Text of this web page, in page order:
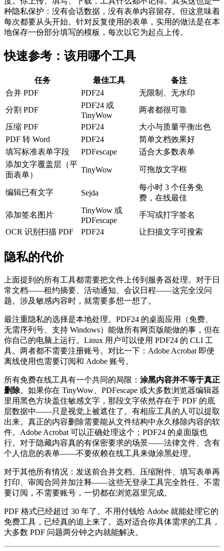
种隐私保护：没有会话数据，没有表单内容留存。但这意味着
每次都要从头开始。针对反复使用的表单，实用的做法是在本
地保存一份部分填写的模板，每次以它为起点上传。
快速参考：该用哪个工具
任务 最佳工具
备注
合并 PDF
PDF24
无限制、无水印
分割 PDF
PDF24 或
TinyWow
两者都很可靠
压缩 PDF
PDF24
大小与质量平衡出色
PDF 转 Word
PDF24
简单文档效果好
填写标准表单字段
PDFescape
适合大多数表单
添加文字覆盖层（平
面表单）
TinyWow 可拖放文字框
编辑已有文字 Sejda
每小时 3 个任务免
费，在线最佳
添加签名图片
TinyWow 或
PDFescape
手写或打字签名
OCR 识别扫描 PDF
PDF24 让扫描文字可搜索
隐私的代价
上面提到的所有工具都需要把文件上传到服务器处理。对于日
常文档——租约摘要、活动通知、会议日程——这完全没问
题。涉及敏感内容时，就需要多想一想了。
最注重隐私的选择是本地处理。PDF24 的桌面应用（免费、
无需序列号、支持 Windows）能做所有网页版能做的事，但在
你自己的电脑上运行。Linux 用户可以使用 PDF24 的 CLI 工
具。两者都不需要注册账号。对比一下：Adobe Acrobat 即便
离线使用也需要订阅和 Adobe 账号。
所有免费在线工具有一个共同的局限： 涂黑内容并不等于真正
删除。如果你在 TinyWow、PDFescape 或大多数浏览器编辑器
里用黑色方块盖住敏感文字，那段文字依然存在于 PDF 的底
层数据中——只是视觉上被遮住了。有相应工具的人可以提取
出来。真正的内容删除需要能从文件结构中永久移除内容的软
件。Adobe Acrobat 可以正确处理这个；PDF24 的桌面版也
行。对于隐藏内容真的有保密要求的场景——法律文件、含有
个人信息的表单——不要依赖在线工具来做涂黑处理。
对于其他所有情况：发送前合并文档、压缩附件、填写表单再
打印、审阅合同并加注释——这些无登录工具完全胜任。不需
要订阅，不需要账号，一切都在浏览器里完成。
PDF 格式已经超过 30 年了。不用付钱给 Adobe 就能处理它的
免费工具，已经真的追上来了。选对适合你具体需求的工具，
大多数 PDF 问题两分钟之内就能解决。